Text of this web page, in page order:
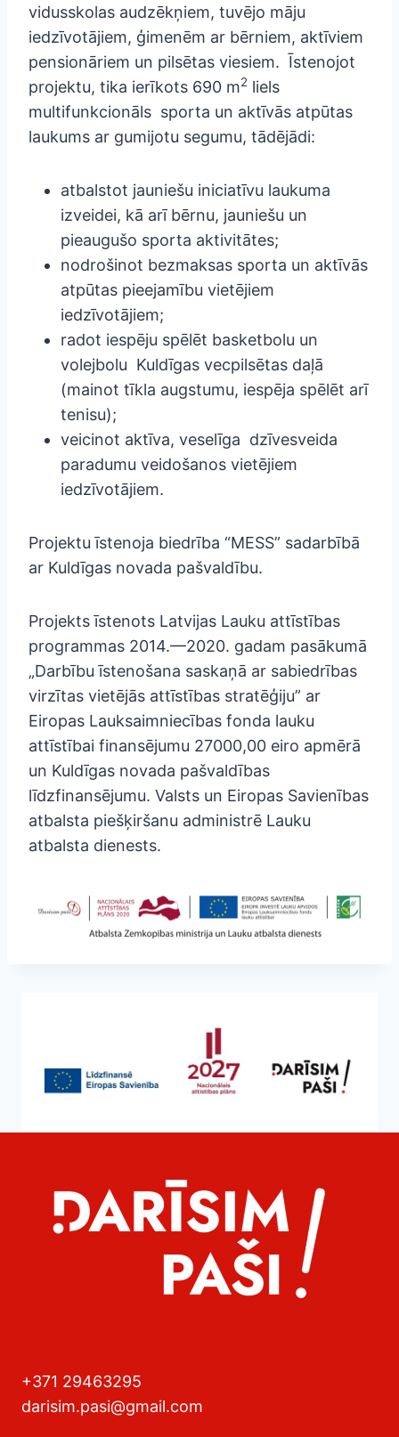
vidusskolas audzēkņiem, tuvējo māju
iedzīvotājiem, ģimenēm ar bērniem, aktīviem
pensionāriem un pilsētas viesiem. Īstenojot
projektu, tika ierīkots 690 m2 liels
multifunkcionāls sporta un aktīvās atpūtas
laukums ar gumijotu segumu, tādējādi:
atbalstot jauniešu iniciatīvu laukuma
izveidei, kā arī bērnu, jauniešu un
pieaugušo sporta aktivitātes;
nodrošinot bezmaksas sporta un aktīvās
atpūtas pieejamību vietējiem
iedzīvotājiem;
radot iespēju spēlēt basketbolu un
volejbolu Kuldīgas vecpilsētas daļā
(mainot tīkla augstumu, iespēja spēlēt arī
tenisu);
veicinot aktīva, veselīga dzīvesveida
paradumu veidošanos vietējiem
iedzīvotājiem.
Projektu īstenoja biedrība “MESS” sadarbībā
ar Kuldīgas novada pašvaldību.
Projekts īstenots Latvijas Lauku attīstības
programmas 2014.—2020. gadam pasākumā
„Darbību īstenošana saskaņā ar sabiedrības
virzītas vietējās attīstības stratēģiju” ar
Eiropas Lauksaimniecības fonda lauku
attīstībai finansējumu 27000,00 eiro apmērā
un Kuldīgas novada pašvaldības
līdzfinansējumu. Valsts un Eiropas Savienības
atbalsta piešķiršanu administrē Lauku
atbalsta dienests.
+371 29463295
darisim.pasi@gmail.com